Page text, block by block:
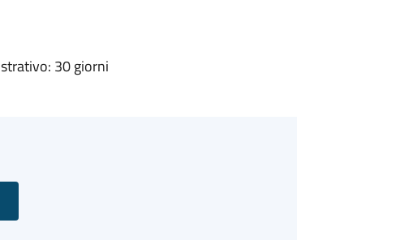
30 giorni